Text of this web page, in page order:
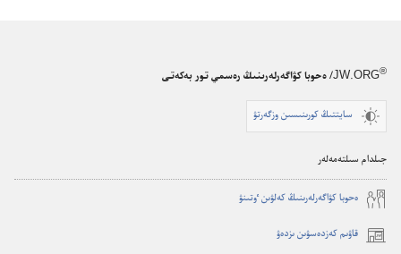
JW.ORG® / ەحوبا كۋاگەرلەرىنىڭ رەسمي تور بەكەتى
سايتتىڭ كورىنىسىن وزگەرتۋ
جىلدام سىلتەمەلەر
ە‌حوبا كۋاگە‌رلە‌رىنىڭ كە‌لۋىن ٶتىنۋ
قاۋىم كەزدەسۋىن ىزدەۋ
(opens